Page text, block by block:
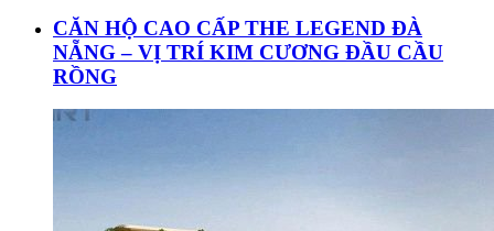
CĂN HỘ CAO CẤP THE LEGEND ĐÀ
NẴNG – VỊ TRÍ KIM CƯƠNG ĐẦU CẦU
RỒNG